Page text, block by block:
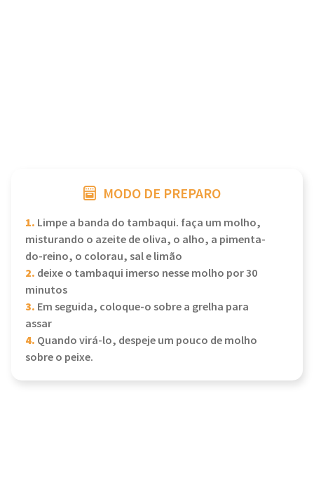
MODO DE PREPARO
1. Limpe a banda do tambaqui. faça um molho,
misturando o azeite de oliva, o alho, a pimenta-
do-reino, o colorau, sal e limão
2. deixe o tambaqui imerso nesse molho por 30
minutos
3. Em seguida, coloque-o sobre a grelha para
assar
4. Quando virá-lo, despeje um pouco de molho
sobre o peixe.